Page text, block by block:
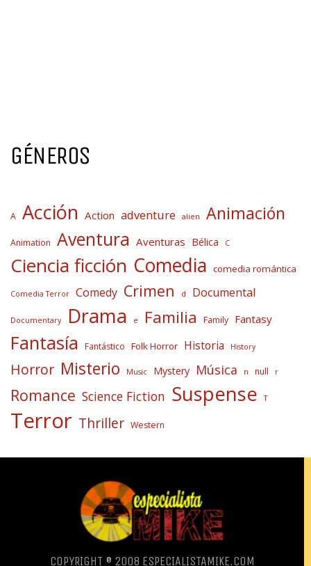
GÉNEROS
A Acción Action adventure alien Animación
Animation Aventura Aventuras Bélica C
Ciencia ficción Comedia comedia romántica
Comedia Terror Comedy Crimen d Documental
Documentary Drama e Familia Family Fantasy
Fantasía Fantástico Folk Horror Historia History
Horror Misterio Music Mystery Música n null r
Romance Science Fiction Suspense T
Terror Thriller Western
COPYRIGHT ® 2008 ESPECIALISTAMIKE.COM